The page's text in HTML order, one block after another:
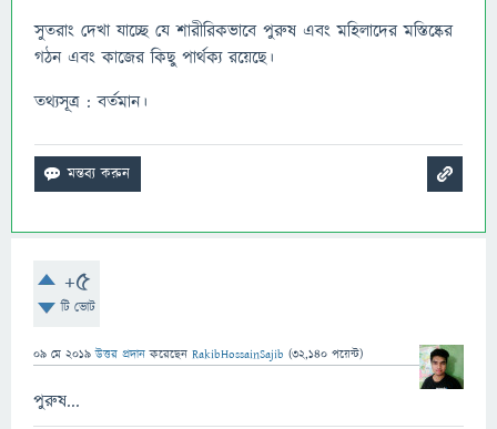
সুতরাং দেখা যাচ্ছে যে শারীরিকভাবে পুরুষ এবং মহিলাদের মস্তিষ্কের
গঠন এবং কাজের কিছু পার্থক্য রয়েছে।
তথ্যসূত্র : বর্তমান।
+5
টি ভোট
09 মে 2019 উত্তর প্রদান করেছেন RakibHossainSajib (32,140 পয়েন্ট)
পুরুষ...